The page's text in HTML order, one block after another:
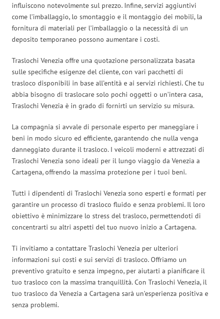
influiscono notevolmente sul prezzo. Infine, servizi aggiuntivi
come l’imballaggio, lo smontaggio e il montaggio dei mobili, la
fornitura di materiali per l’imballaggio o la necessità di un
deposito temporaneo possono aumentare i costi.
Traslochi Venezia offre una quotazione personalizzata basata
sulle specifiche esigenze del cliente, con vari pacchetti di
trasloco disponibili in base all’entità e ai servizi richiesti. Che tu
abbia bisogno di traslocare solo pochi oggetti o un’intera casa,
Traslochi Venezia è in grado di fornirti un servizio su misura.
La compagnia si avvale di personale esperto per maneggiare i
beni in modo sicuro ed efficiente, garantendo che nulla venga
danneggiato durante il trasloco. I veicoli moderni e attrezzati di
Traslochi Venezia sono ideali per il lungo viaggio da Venezia a
Cartagena, offrendo la massima protezione per i tuoi beni.
Tutti i dipendenti di Traslochi Venezia sono esperti e formati per
garantire un processo di trasloco fluido e senza problemi. Il loro
obiettivo è minimizzare lo stress del trasloco, permettendoti di
concentrarti su altri aspetti del tuo nuovo inizio a Cartagena.
Ti invitiamo a contattare Traslochi Venezia per ulteriori
informazioni sui costi e sui servizi di trasloco. Offriamo un
preventivo gratuito e senza impegno, per aiutarti a pianificare il
tuo trasloco con la massima tranquillità. Con Traslochi Venezia, il
tuo trasloco da Venezia a Cartagena sarà un’esperienza positiva e
senza problemi.